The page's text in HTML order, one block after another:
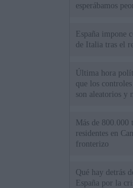
esperábamos
España impone
de Italia tras el
Última hora
que los
son aleatorios y
Más de 800.000
residentes en
fronterizo
Qué hay detrás
España por la